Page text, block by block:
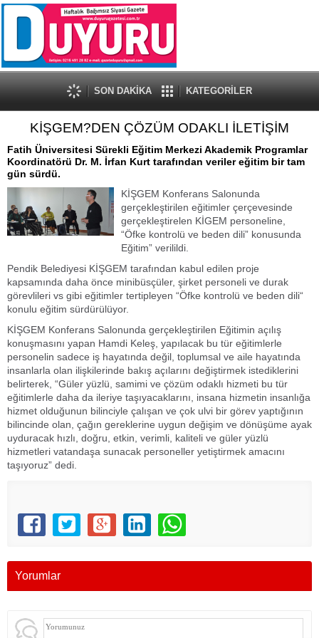
SON DAKİKA KATEGORİLER
KİŞGEM?DEN ÇÖZÜM ODAKLI İLETİŞİM
Fatih Üniversitesi Sürekli Eğitim Merkezi Akademik Programlar
Koordinatörü Dr. M. İrfan Kurt tarafından veriler eğitim bir tam
gün sürdü.
KİŞGEM Konferans Salonunda
gerçekleştirilen eğitimler çerçevesinde
gerçekleştirelen KİGEM personeline,
“Öfke kontrolü ve beden dili” konusunda
Eğitim” verilildi.
Pendik Belediyesi KİŞGEM tarafından kabul edilen proje
kapsamında daha önce minibüsçüler, şirket personeli ve durak
görevlileri vs gibi eğitimler tertipleyen “Öfke kontrolü ve beden dili“
konulu eğitim sürdürülüyor.
KİŞGEM Konferans Salonunda gerçekleştirilen Eğitimin açılış
konuşmasını yapan Hamdi Keleş, yapılacak bu tür eğitimlerle
personelin sadece iş hayatında değil, toplumsal ve aile hayatında
insanlarla olan ilişkilerinde bakış açılarını değiştirmek istediklerini
belirterek, “Güler yüzlü, samimi ve çözüm odaklı hizmeti bu tür
eğitimlerle daha da ileriye taşıyacaklarını, insana hizmetin insanlığa
hizmet olduğunun bilinciyle çalışan ve çok ulvi bir görev yaptığının
bilincinde olan, çağın gereklerine uygun değişim ve dönüşüme ayak
uyduracak hızlı, doğru, etkin, verimli, kaliteli ve güler yüzlü
hizmetleri vatandaşa sunacak personeller yetiştirmek amacını
taşıyoruz” dedi.
Yorumlar